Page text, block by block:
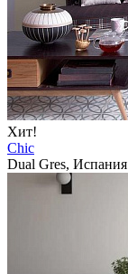
Хит!
Chic
Dual Gres, Испания